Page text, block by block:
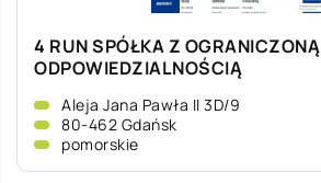
4 RUN SPÓŁKA Z OGRANICZONĄ
ODPOWIEDZIALNOŚCIĄ
Aleja Jana Pawła II 3D/9
80-462 Gdańsk
pomorskie